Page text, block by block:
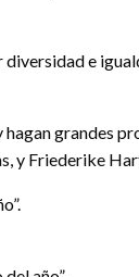
e
grandes
y Friederike